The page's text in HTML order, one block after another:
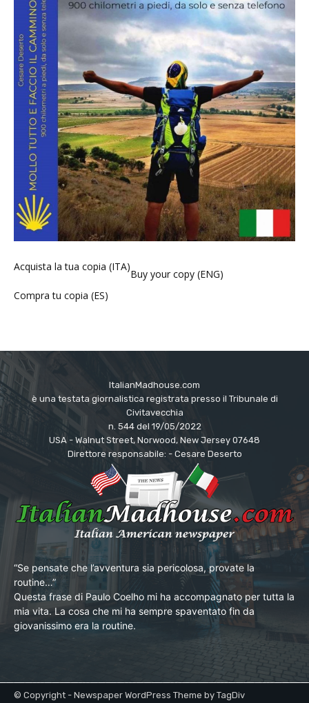
Acquista la tua copia (ITA)
Buy your copy (ENG)
Compra tu copia (ES)
ItalianMadhouse.com
è una testata giornalistica registrata presso il Tribunale di
Civitavecchia
n. 544 del 19/05/2022
USA - Walnut Street, Norwood, New Jersey 07648
Direttore responsabile: - Cesare Deserto
“Se pensate che l’avventura sia pericolosa, provate la
routine…”
Questa frase di Paulo Coelho mi ha accompagnato per tutta la
mia vita. La cosa che mi ha sempre spaventato fin da
giovanissimo era la routine.
© Copyright - Newspaper WordPress Theme by TagDiv